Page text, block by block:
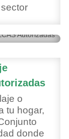
o
tu hogar,
donde